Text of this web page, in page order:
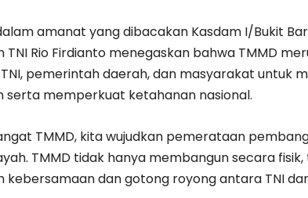
amanat yang dibacakan Kasdam I/Bukit
TNI Rio Firdianto menegaskan bahwa TMMD
pemerintah daerah, dan masyarakat untuk
serta memperkuat ketahanan nasional.
TMMD, kita wujudkan pemerataan
TMMD tidak hanya membangun secara
kebersamaan dan gotong royong antara TNI